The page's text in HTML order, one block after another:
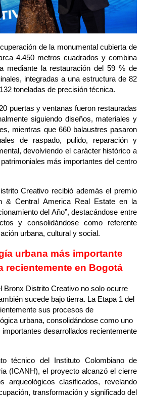
de la monumental cubierta de
4.450 metros cuadrados y combina
mediante la restauración del 59 % de
integradas a una estructura de 82
toneladas de precisión técnica.
puertas y ventanas fueron restauradas
siguiendo diseños, materiales y
mientras que 660 balaustres pasaron
de raspado, pulido, reparación y
devolviendo el carácter histórico a
más importantes del centro
Creativo recibió además el premio
& Central America Real Estate en la
del Año”, destacándose entre
y consolidándose como referente
urbana, cultural y social.
urbana más importante
recientemente en Bogotá
Bronx Distrito Creativo no solo ocurre
sucede bajo tierra. La Etapa 1 del
sus procesos de
urbana, consolidándose como uno
desarrollados recientemente
técnico del Instituto Colombiano de
(ICANH), el proyecto alcanzó el cierre
arqueológicos clasificados, revelando
transformación y significado del